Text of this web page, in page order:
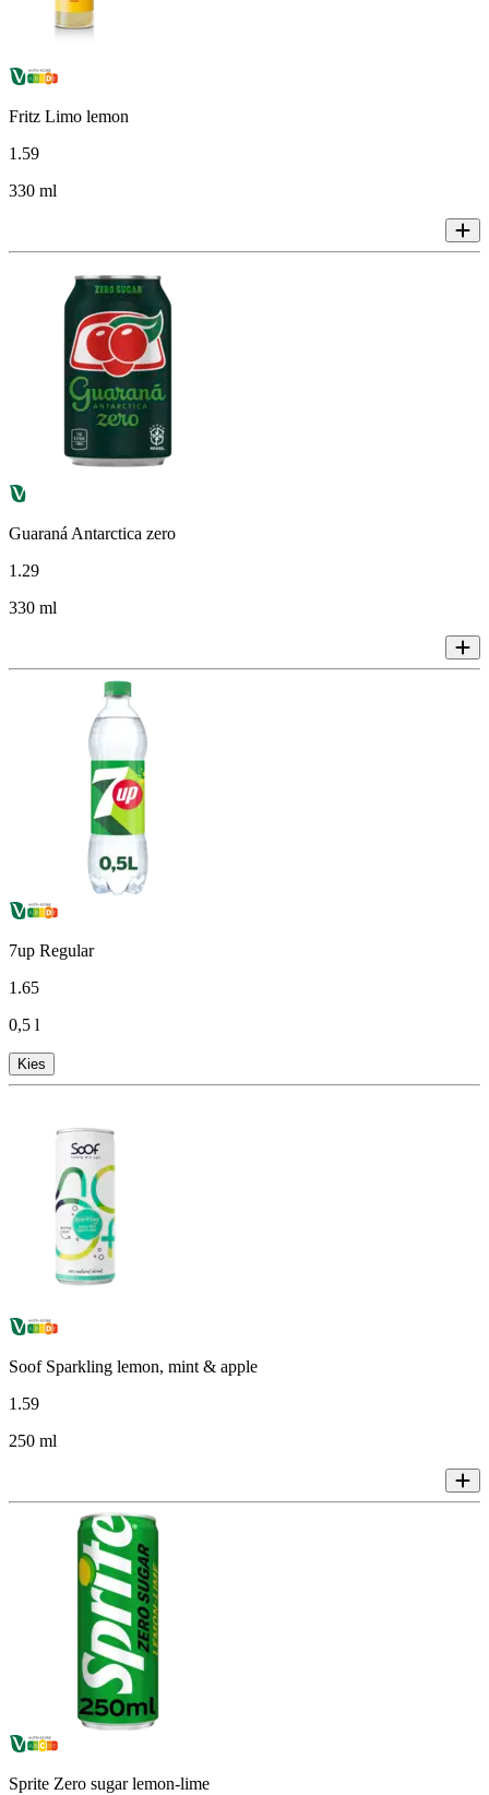
Fritz Limo lemon
1.59
330 ml
Guaraná Antarctica zero
1.29
330 ml
7up Regular
1.65
0,5 l
Kies
Soof Sparkling lemon, mint & apple
1.59
250 ml
Sprite Zero sugar lemon-lime